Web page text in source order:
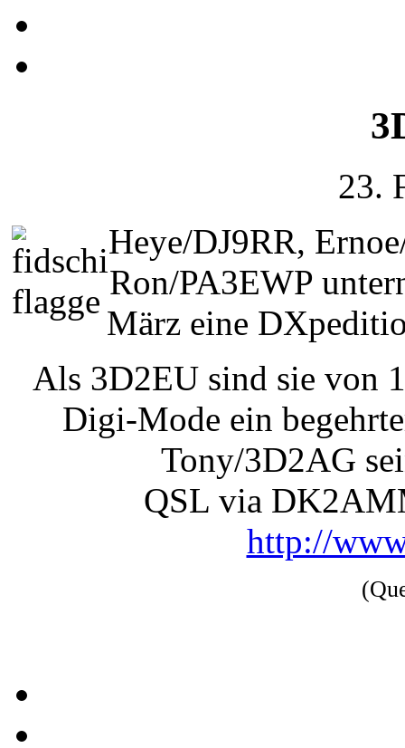
23.
Heye/DJ9RR,
Ron/PA3EWP
März eine
Als 3D2EU sind sie von
Digi-Mode ein
Tony/3D2AG
QSL via
http://